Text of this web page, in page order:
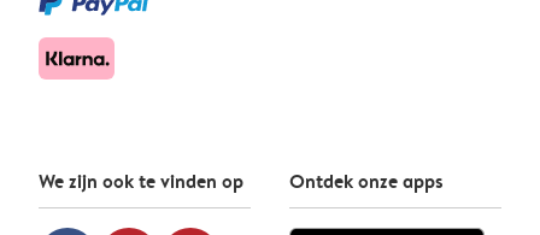
We zijn ook te vinden op Ontdek onze apps